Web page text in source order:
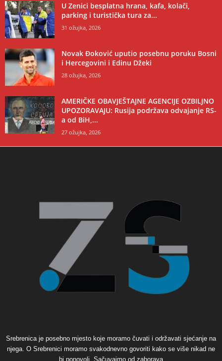
U Zenici besplatna hrana, kafa, kolači,
parking i turistička tura za...
31 ožujka, 2026
Novak Đoković uputio posebnu poruku Bosni
i Hercegovini i Edinu Džeki
28 ožujka, 2026
AMERIČKE OBAVJEŠTAJNE AGENCIJE OZBILJNO
UPOZORAVAJU: Rusija podržava odvajanje RS-
a od BiH,...
27 ožujka, 2026
Srebrenica je posebno mjesto koje moramo čuvati i održavati sjećanje na
njega. O Srebrenici moramo svakodnevno govoriti kako se više nikad ne
bi ponovoli. Sačuvajmo od zaborava